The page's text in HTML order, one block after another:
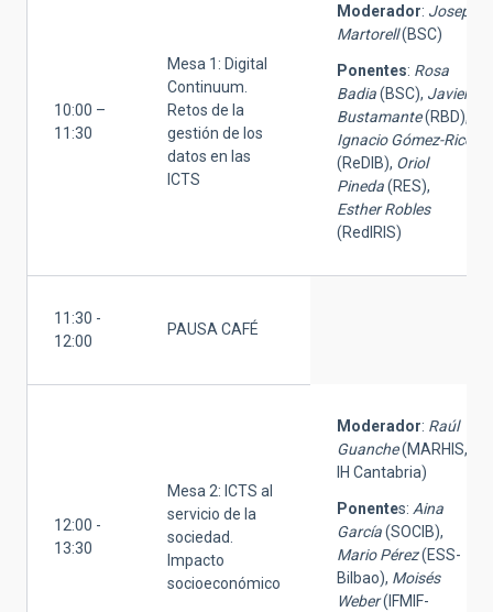
10:00 –
11:30
Mesa 1: Digital
Continuum.
Retos de la
gestión de los
datos en las
ICTS
Moderador: Josep
Martorell(BSC)
Ponentes: Rosa
Badia(BSC), Javier
Bustamante(RBD),
Ignacio Gómez-Rico
(ReDIB), Oriol
Pineda(RES),
Esther Robles
(RedIRIS)
11:30 -
12:00
PAUSA CAFÉ
12:00 -
13:30
Mesa 2: ICTS al
servicio de la
sociedad.
Impacto
socioeconómico
Moderador: Raúl
Guanche(MARHIS,
IH Cantabria)
Ponentes: Aina
García(SOCIB),
Mario Pérez(ESS-
Bilbao), Moisés
Weber(IFMIF-